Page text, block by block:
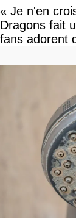
« Je n'en
Dragons fait
fans adorent